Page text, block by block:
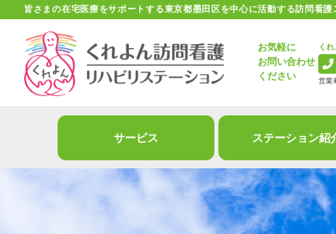
皆さまの在宅医療をサポートする東京都墨田区を中心に活動する訪問看護
お気軽に
お問い合わせ
ください
サービス ステーション紹